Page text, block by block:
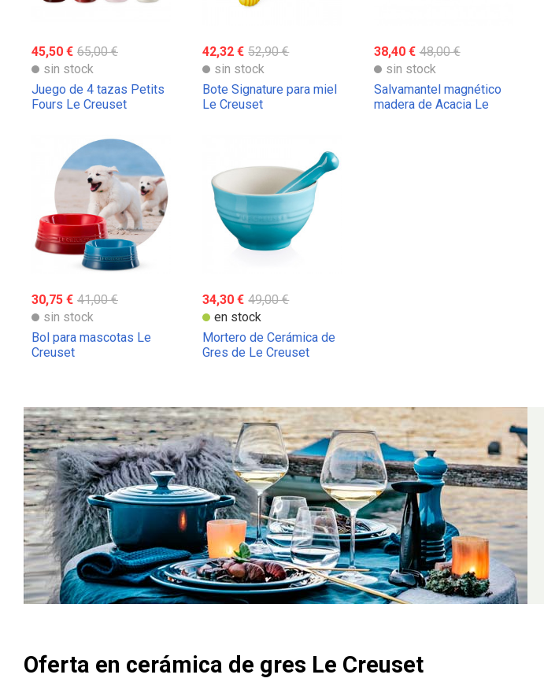
45,50 € 65,00 €
sin stock
Juego de 4 tazas Petits
Fours Le Creuset
42,32 € 52,90 €
sin stock
Bote Signature para miel
Le Creuset
38,40 € 48,00 €
sin stock
Salvamantel magnético
madera de Acacia Le
30,75 € 41,00 €
sin stock
Bol para mascotas Le
Creuset
34,30 € 49,00 €
en stock
Mortero de Cerámica de
Gres de Le Creuset
Oferta en cerámica de gres Le Creuset